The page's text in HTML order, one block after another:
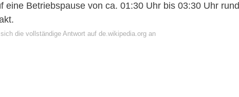
eine Betriebspause von ca. 01:30 Uhr bis 03:30 Uhr rund
die vollständige Antwort auf de.wikipedia.org an